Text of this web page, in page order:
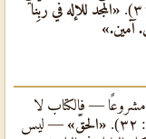
«المجد للإله في ربِّنا
آمين.»
— فالكتاب لا
«الحقّ» — ليس